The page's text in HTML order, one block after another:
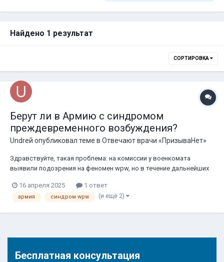
Найдено 1 результат
СОРТИРОВКА
Берут ли в Армию с синдромом
преждевременного возбуждения?
Undreй опубликовал теме в Отвечают врачи «ПризываНет»
Здравствуйте, такая проблема: на комиссии у военкомата
выявили подозрения на феномен wpw, но в течение дальнейших
новый весенний призыв, меня заново отправили к кардиологу,
который мне написал синдром преждевременного возбуждения,
16 апреля 2025 1 ответ
армия синдром wpw (и ещё 2)
Бесплатная консультация